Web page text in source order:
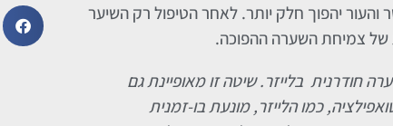
והעור יהפוך חלק יותר. לאחר הטיפול רק השיער
של צמיחת השערה ההפוכה.
חודרנית בלייזר. שיטה זו מאופיינת גם
כמו הלייזר, מונעת בו-זמנית